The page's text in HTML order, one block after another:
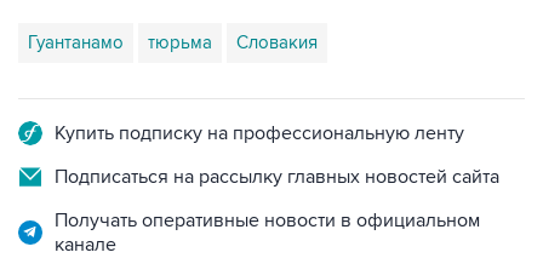
Гуантанамо тюрьма Словакия
Купить подписку на профессиональную ленту
Подписаться на рассылку главных новостей сайта
Получать оперативные новости в официальном
канале